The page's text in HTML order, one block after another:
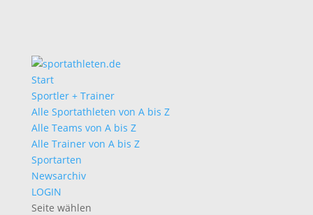
Start
Sportler + Trainer
Alle Sportathleten von A bis Z
Alle Teams von A bis Z
Alle Trainer von A bis Z
Sportarten
Newsarchiv
LOGIN
Seite wählen